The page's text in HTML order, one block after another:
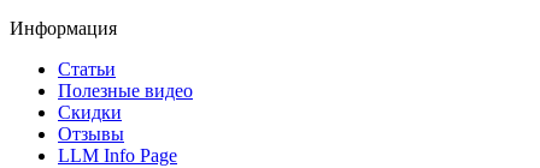
Информация
Статьи
Полезные видео
Скидки
Отзывы
LLM Info Page